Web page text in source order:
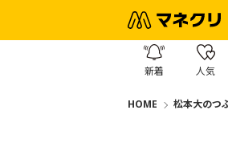
新着 人気
HOME 松本大のつ